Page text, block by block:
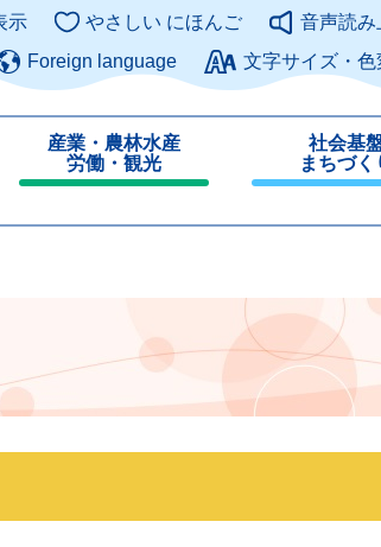
このページの本文へ
示 やさしい にほんご
音声読み
Foreign language
文字サイズ・色
産業・農林水産
労働・観光
じ
社会基
まちづく
じ